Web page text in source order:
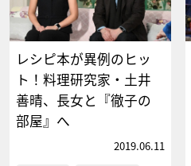
レシピ本が異例のヒッ
ト！料理研究家・土井
善晴、長女と『徹子の
部屋』へ
2019.06.11